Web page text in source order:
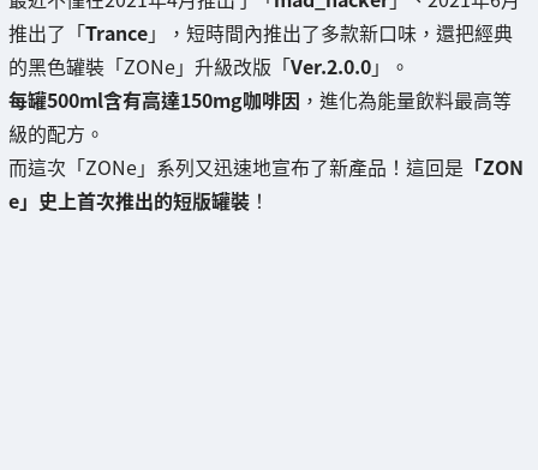
推出了「Trance」，短時間內推出了多款新口味，還把經典
的黑色罐裝「ZONe」升級改版「Ver.2.0.0」。
每罐500ml含有高達150mg咖啡因 ，進化為能量飲料最高等
級的配方。
而這次「ZONe」系列又迅速地宣布了新產品！這回是 「ZON
e」史上首次推出的短版罐裝 ！